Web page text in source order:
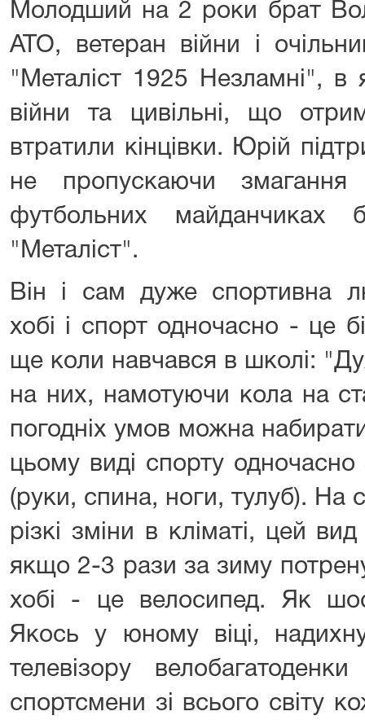
Молодший на 2 роки брат
АТО, ветеран війни і
"Металіст 1925 Незламні", в
війни та цивільні, що
втратили кінцівки. Юрій
не пропускаючи
футбольних майданчиках
"Металіст".
Він і сам дуже спортивна
хобі і спорт одночасно - це
ще коли навчався в школі:
на них, намотуючи кола на
погодніх умов можна
цьому виді спорту одночасно
(руки, спина, ноги, тулуб). На
різкі зміни в кліматі, цей
якщо 2-3 рази за зиму
хобі - це велосипед. Як
Якось у юному віці,
телевізору
спортсмени зі всього світу